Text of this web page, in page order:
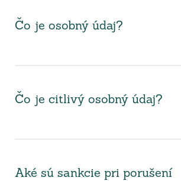
Čo je osobný údaj?
Čo je citlivý osobný údaj?
Aké sú sankcie pri porušení